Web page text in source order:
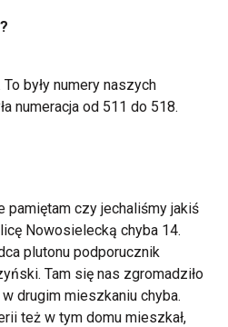
były numery naszych
numeracja od 511 do 518.
pamiętam czy jechaliśmy jakiś
Nowosielecką chyba 14.
plutonu podporucznik
Tam się nas zgromadziło
drugim mieszkaniu chyba.
też w tym domu mieszkał,